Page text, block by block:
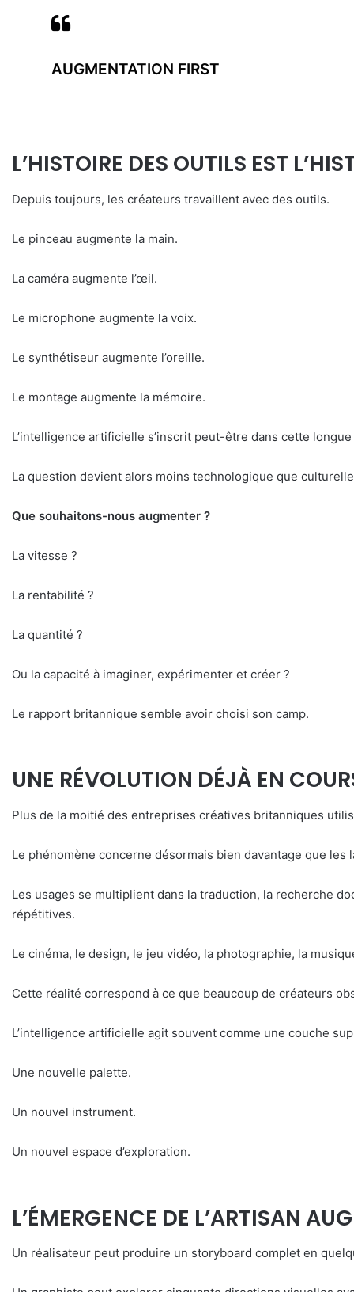
AUGMENTATION FIRST
L’HISTOIRE DES OUTILS EST
Depuis toujours, les créateurs travaillent avec des outils.
Le pinceau augmente la main.
La caméra augmente l’œil.
Le microphone augmente la voix.
Le synthétiseur augmente l’oreille.
Le montage augmente la mémoire.
L’intelligence artificielle s’inscrit peut-être dans cette
La question devient alors moins technologique que
Que souhaitons-nous augmenter ?
La vitesse ?
La rentabilité ?
La quantité ?
Ou la capacité à imaginer, expérimenter et créer ?
Le rapport britannique semble avoir choisi son camp.
UNE RÉVOLUTION DÉJÀ EN
Plus de la moitié des entreprises créatives britanniques
Le phénomène concerne désormais bien davantage que
Les usages se multiplient dans la traduction, la recherche
répétitives.
Le cinéma, le design, le jeu vidéo, la photographie, la
Cette réalité correspond à ce que beaucoup de créateurs
L’intelligence artificielle agit souvent comme une couche
Une nouvelle palette.
Un nouvel instrument.
Un nouvel espace d’exploration.
L’ÉMERGENCE DE L’ARTISAN
Un réalisateur peut produire un storyboard complet en